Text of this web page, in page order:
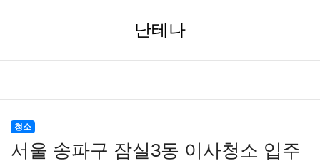
난테나
청소
서울 송파구 잠실3동 이사청소 입주